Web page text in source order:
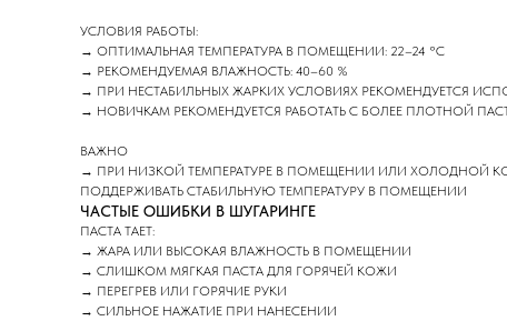
УСЛОВИЯ РАБОТЫ:
→ ОПТИМАЛЬНАЯ ТЕМПЕРАТУРА В ПОМЕЩЕНИИ: 22–24 °C
→ РЕКОМЕНДУЕМАЯ ВЛАЖНОСТЬ: 40–60 %
→ ПРИ НЕСТАБИЛЬНЫХ ЖАРКИХ УСЛОВИЯХ РЕКОМЕНДУЕТСЯ
→ НОВИЧКАМ РЕКОМЕНДУЕТСЯ РАБОТАТЬ С БОЛЕЕ ПЛОТНОЙ
ВАЖНО
→ ПРИ НИЗКОЙ ТЕМПЕРАТУРЕ В ПОМЕЩЕНИИ ИЛИ ХОЛОДНОЙ
ПОДДЕРЖИВАТЬ СТАБИЛЬНУЮ ТЕМПЕРАТУРУ В ПОМЕЩЕНИИ
ЧАСТЫЕ ОШИБКИ В ШУГАРИНГЕ
ПАСТА ТАЕТ:
→ ЖАРА ИЛИ ВЫСОКАЯ ВЛАЖНОСТЬ В ПОМЕЩЕНИИ
→ СЛИШКОМ МЯГКАЯ ПАСТА ДЛЯ ГОРЯЧЕЙ КОЖИ
→ ПЕРЕГРЕВ ИЛИ ГОРЯЧИЕ РУКИ
→ СИЛЬНОЕ НАЖАТИЕ ПРИ НАНЕСЕНИИ